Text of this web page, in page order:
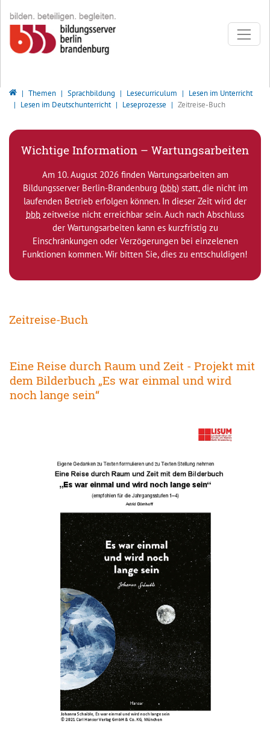
Bildungsserver Berlin - Brandenburg
Themen Sprachbildung Lesecurriculum
Lesen im Unterricht
Lesen im Deutschunterricht
Leseprozesse Zeitreise-Buch
Wichtige Information – Wartungsarbeiten
Am 10. August 2026 finden Wartungsarbeiten am
Bildungsserver Berlin-Brandenburg (bbb) statt, die nicht im
laufenden Betrieb erfolgen können. In dieser Zeit wird der
bbb zeitweise nicht erreichbar sein. Auch nach Abschluss
der Wartungsarbeiten kann es kurzfristig zu
Einschränkungen oder Verzögerungen bei einzelenen
Funktionen kommen. Wir bitten Sie, dies zu entschuldigen!
Zeitreise-Buch
Eine Reise durch Raum und Zeit - Projekt mit
dem Bilderbuch „Es war einmal und wird
noch lange sein“